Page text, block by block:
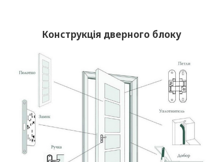
Конструкція дверного блоку